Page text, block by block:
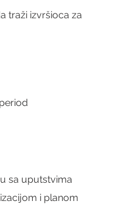
traži izvršioca za
sa uputstvima
i planom